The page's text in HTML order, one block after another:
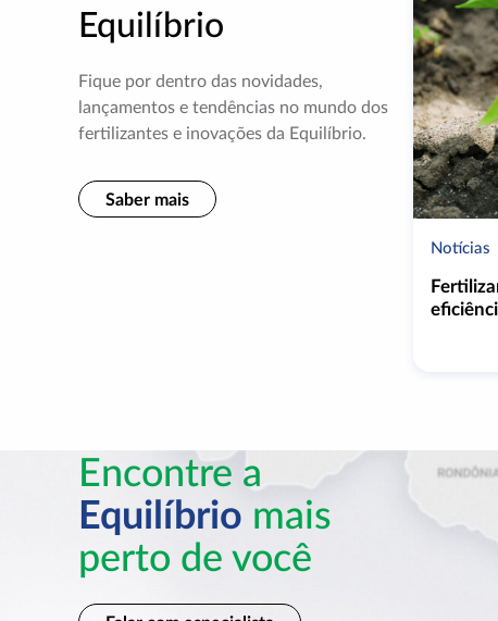
Equilíbrio
Fique por dentro das novidades,
lançamentos e tendências no mundo dos
fertilizantes e inovações da Equilíbrio.
Saber mais
Notícias
Encontre a
Equilíbrio mais
perto de você